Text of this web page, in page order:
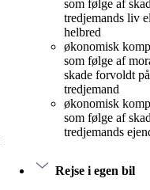
som følge af
tredjemands liv
helbred
økonomisk
som følge af
skade forvoldt på
tredjemand
økonomisk
som følge af
tredjemands
Rejse i egen bil